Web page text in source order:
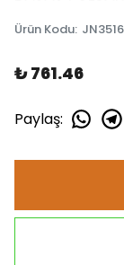
Ürün Kodu:
₺ 761.46
Paylaş: